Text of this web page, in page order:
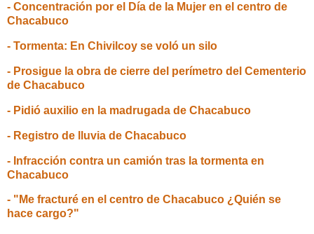
- Concentración por el Día de la Mujer en el centro de
Chacabuco
- Tormenta: En Chivilcoy se voló un silo
- Prosigue la obra de cierre del perímetro del Cementerio
de Chacabuco
- Pidió auxilio en la madrugada de Chacabuco
- Registro de lluvia de Chacabuco
- Infracción contra un camión tras la tormenta en
Chacabuco
- "Me fracturé en el centro de Chacabuco ¿Quién se
hace cargo?"